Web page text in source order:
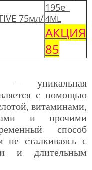
75мл/
195е
4ML
АКЦИЯ
85
– уникальная
с помощью
витаминами,
и прочими
способ
не сталкиваясь с
и длительным